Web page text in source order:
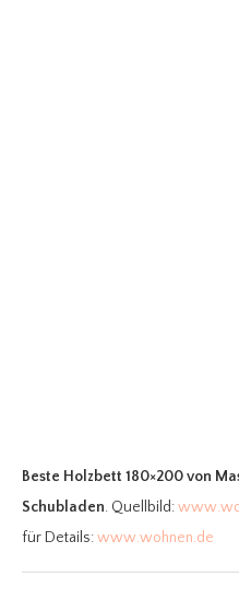
Beste Holzbett 180×200von
Schubladen. Quellbild:
für Details:www.wohnen.de